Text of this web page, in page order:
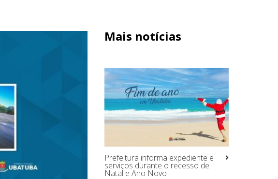
Mais notícias
Prefeitura informa expediente e
serviços durante o recesso de
Natal e Ano Novo